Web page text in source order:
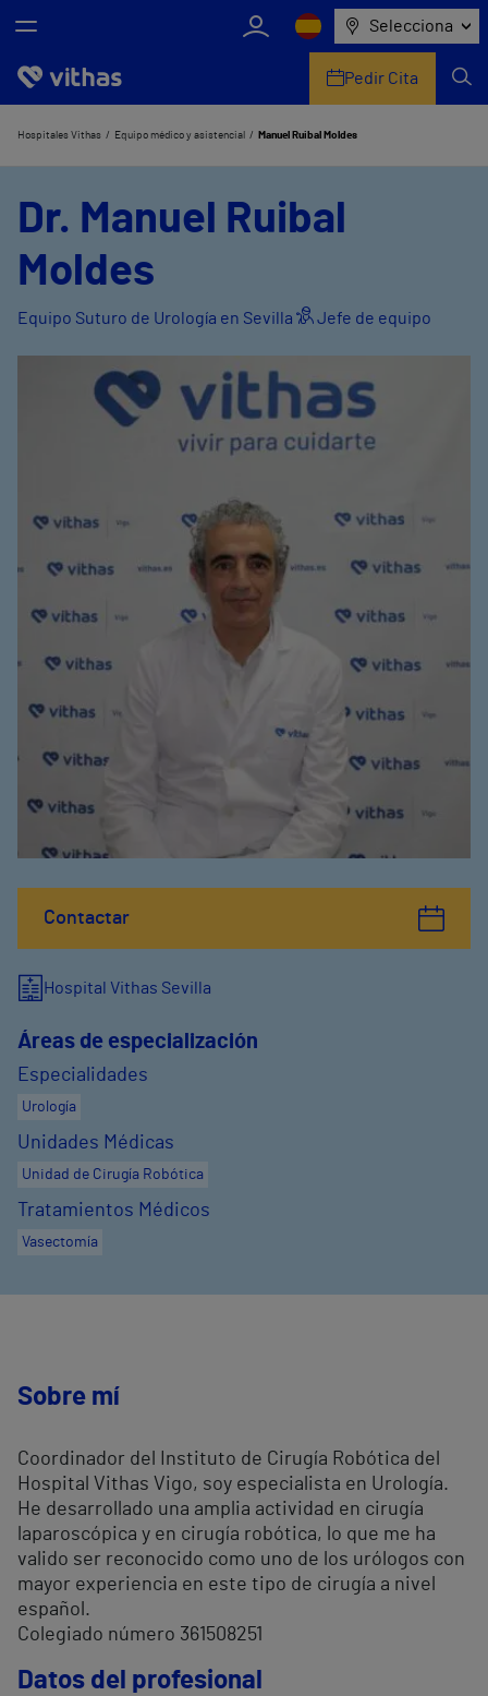
Selecciona
Nosotros
Comunicación
Pedir Cita
Hospitales Vithas Equipo médico y asistencial Manuel Ruibal Moldes
Contactar
Dr. Manuel Ruibal
Moldes
Equipo Suturo de Urología en Sevilla Jefe de equipo
Hospital Vithas Sevilla
Áreas de especialización
Especialidades
Urología
Unidades Médicas
Unidad de Cirugía Robótica
Tratamientos Médicos
Vasectomía
Sobre mí
Coordinador del Instituto de Cirugía Robótica del
Hospital Vithas Vigo, soy especialista en Urología.
He desarrollado una amplia actividad en cirugía
laparoscópica y en cirugía robótica, lo que me ha
valido ser reconocido como uno de los urólogos con
mayor experiencia en este tipo de cirugía a nivel
español.
Colegiado número 361508251
Datos del profesional